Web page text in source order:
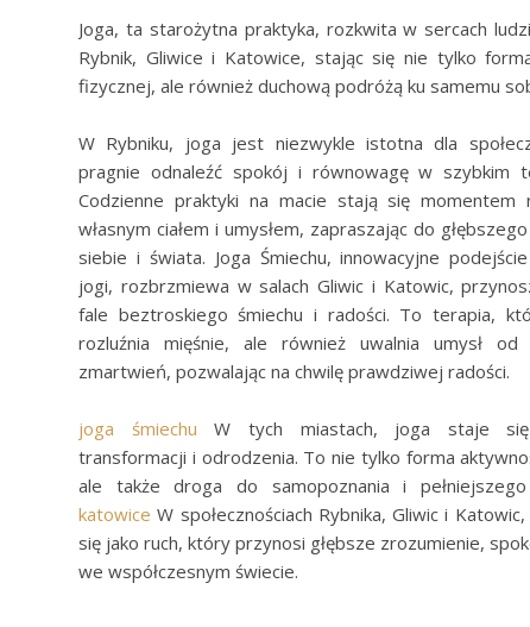
Joga, ta starożytna praktyka, rozkwita w sercach
Rybnik, Gliwice i Katowice, stając się nie tylko
fizycznej, ale również duchową podróżą ku samemu
W Rybniku, joga jest niezwykle istotna dla
pragnie odnaleźć spokój i równowagę w szybkim
Codzienne praktyki na macie stają się momentem
własnym ciałem i umysłem, zapraszając do
siebie i świata. Joga Śmiechu, innowacyjne
jogi, rozbrzmiewa w salach Gliwic i Katowic,
fale beztroskiego śmiechu i radości. To terapia,
rozluźnia mięśnie, ale również uwalnia umysł od
zmartwień, pozwalając na chwilę prawdziwej radości.
joga śmiechu W tych miastach, joga staje się
transformacji i odrodzenia. To nie tylko forma
ale także droga do samopoznania i
katowice W społecznościach Rybnika, Gliwic i
się jako ruch, który przynosi głębsze zrozumienie,
we współczesnym świecie.